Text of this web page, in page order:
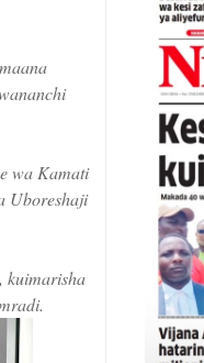
wa Kamati
Uboreshaji
kuimarisha